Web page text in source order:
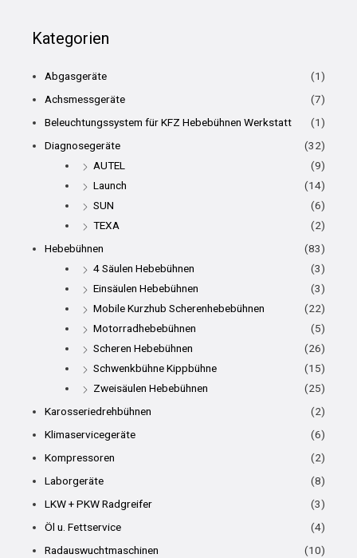
Kategorien
Abgasgeräte
(1)
Achsmessgeräte
(7)
Beleuchtungssystem für KFZ Hebebühnen Werkstatt
(1)
Diagnosegeräte
(32)
AUTEL
(9)
Launch
(14)
SUN
(6)
TEXA
(2)
Hebebühnen
(83)
4 Säulen Hebebühnen
(3)
Einsäulen Hebebühnen
(3)
Mobile Kurzhub Scherenhebebühnen
(22)
Motorradhebebühnen
(5)
Scheren Hebebühnen
(26)
Schwenkbühne Kippbühne
(15)
Zweisäulen Hebebühnen
(25)
Karosseriedrehbühnen
(2)
Klimaservicegeräte
(6)
Kompressoren
(2)
Laborgeräte
(8)
LKW + PKW Radgreifer
(3)
Öl u. Fettservice
(4)
Radauswuchtmaschinen
(10)